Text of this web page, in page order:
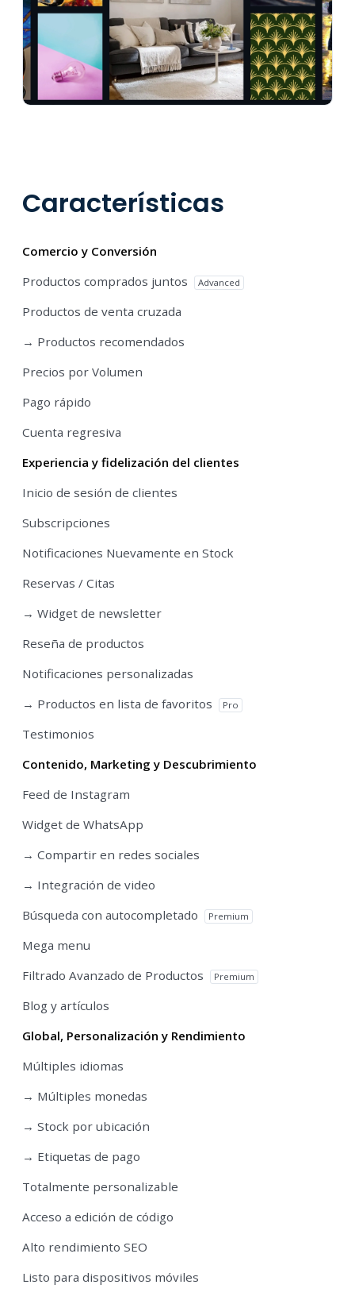
Características
Comercio y Conversión
Productos comprados juntos
Advanced
Productos de venta cruzada
→ Productos recomendados
Precios por Volumen
Pago rápido
Cuenta regresiva
Experiencia y fidelización del clientes
Inicio de sesión de clientes
Subscripciones
Notificaciones Nuevamente en Stock
Reservas / Citas
→ Widget de newsletter
Reseña de productos
Notificaciones personalizadas
→ Productos en lista de favoritos
Pro
Testimonios
Contenido, Marketing y Descubrimiento
Feed de Instagram
Widget de WhatsApp
→ Compartir en redes sociales
→ Integración de video
Búsqueda con autocompletado
Premium
Mega menu
Filtrado Avanzado de Productos
Premium
Blog y artículos
Global, Personalización y Rendimiento
Múltiples idiomas
→ Múltiples monedas
→ Stock por ubicación
→ Etiquetas de pago
Totalmente personalizable
Acceso a edición de código
Alto rendimiento SEO
Listo para dispositivos móviles